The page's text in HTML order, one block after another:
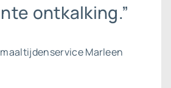
ontkalking.”
Marleen